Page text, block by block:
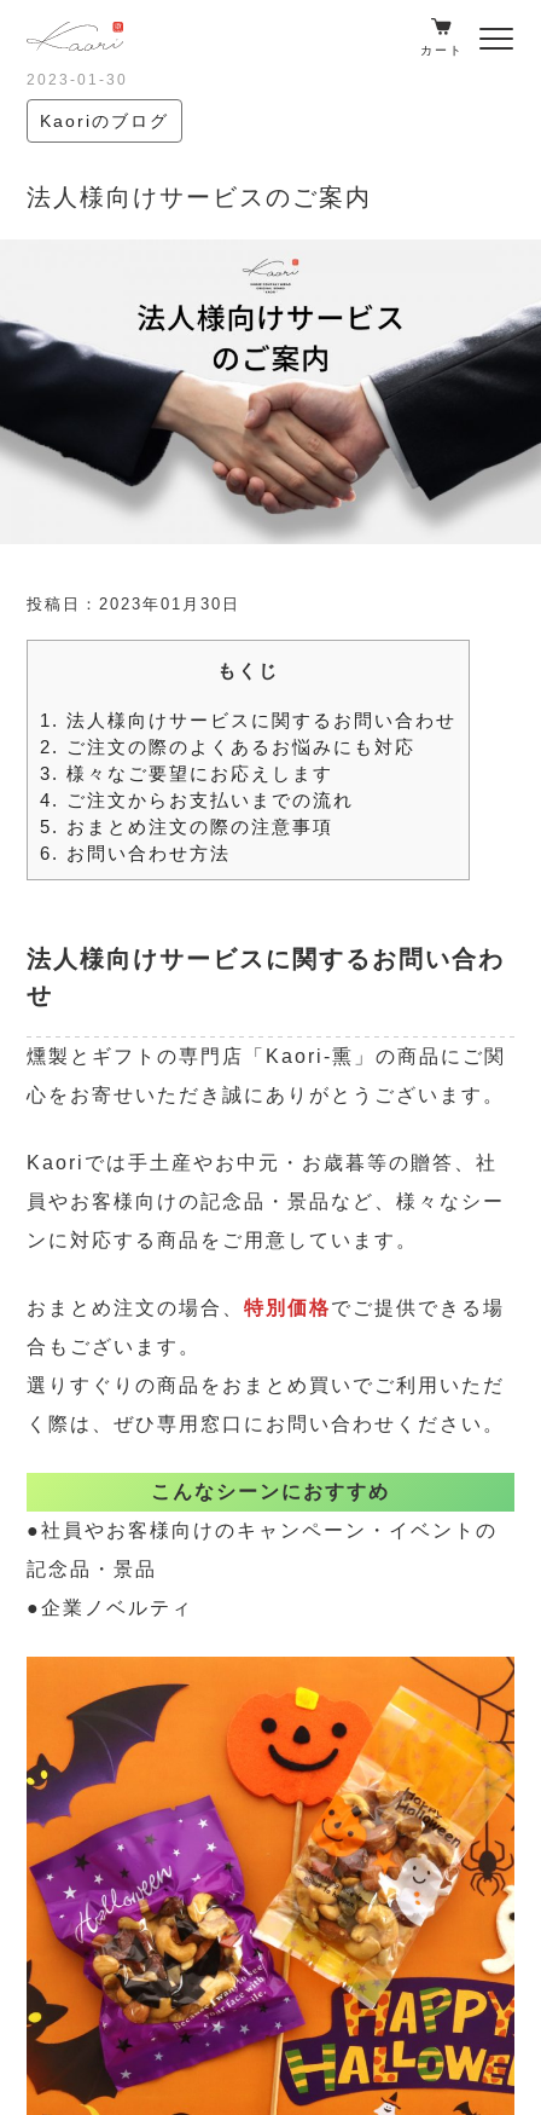
カート
2023-01-30
Kaoriのブログ
法人様向けサービスのご案内
投稿日：2023年01月30日
もくじ
1. 法人様向けサービスに関するお問い合わせ
2.
ご注文の際のよくあるお悩みにも対応
3. 様々なご要望にお応えします
4.
ご注文からお支払いまでの流れ
5. おまとめ注文の際の注意事項
6. お問い合わせ方法
法人様向けサービスに関するお問い合わ
せ
燻製とギフトの専門店「Kaori-熏」の商品にご関
心をお寄せいただき誠にありがとうございます。
Kaoriでは手土産やお中元・お歳暮等の贈答、社
員やお客様向けの記念品・景品など、様々なシー
ンに対応する商品をご用意しています。
おまとめ注文の場合、特別価格でご提供できる場
合もございます。
選りすぐりの商品をおまとめ買いでご利用いただ
く際は、ぜひ専用窓口にお問い合わせください。
こんなシーンにおすすめ
●社員やお客様向けのキャンペーン・イベントの
記念品・景品
●企業ノベルティ